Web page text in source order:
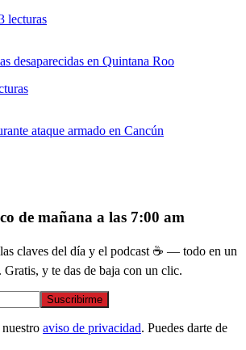
lecturas
desaparecidas en Quintana Roo
ataque armado en Cancún
de mañana a las 7:00 am
claves del día y el podcast ☕ — todo en un
Gratis, y te das de baja con un clic.
Suscribirme
aviso de privacidad. Puedes darte de